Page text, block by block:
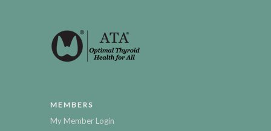
MEMBERS
My Member Login